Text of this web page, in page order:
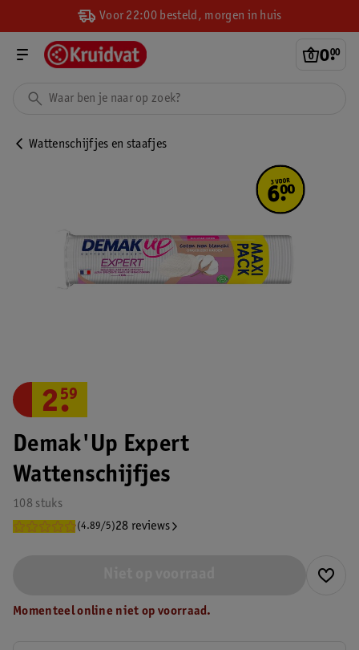
Voor 22:00 besteld, morgen in huis
0.
00
Wattenschijfjes en staafjes
Demak'Up Expert
Wattenschijfjes
108 stuks
(4.89/5)28 reviews
2.
59
Momenteel online niet op voorraad.